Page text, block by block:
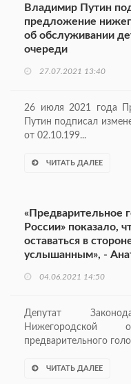
Владимир Путин
предложение
об обслуживании
очереди
27.07.2021 13:40
26 июля 2021 года
Путин подписал
от 02.10.199...
ЧИТАТЬ ДАЛЕЕ
«Предварительное
России» показало,
оставаться в
услышанным», -
04.06.2021 14:50
Депутат
Нижегородской
предварительного
ЧИТАТЬ ДАЛЕЕ